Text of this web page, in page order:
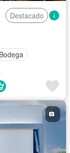
Destacado
Bodega
de servicio
Gimnasio
panorámica